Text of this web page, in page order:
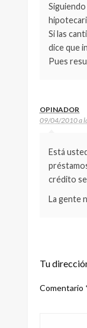
Si las
dice que
Pues
OPINADOR
09/04/2010 a
Está
crédito
La gente
Tu
Comentario